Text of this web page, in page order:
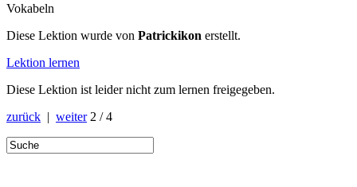
Vokabeln
Diese Lektion wurde von Patrickikon erstellt.
Lektion lernen
Diese Lektion ist leider nicht zum lernen freigegeben.
zurück | weiter 2 / 4